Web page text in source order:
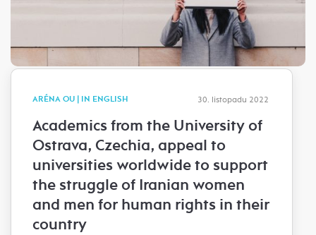
ARÉNA OU | IN ENGLISH 30. listopadu 2022
Academics from the University of
Ostrava, Czechia, appeal to
universities worldwide to support
the struggle of Iranian women
and men for human rights in their
country